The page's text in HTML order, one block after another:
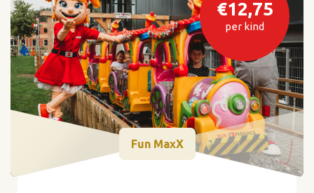
€12,75
per kind
Fun MaxX